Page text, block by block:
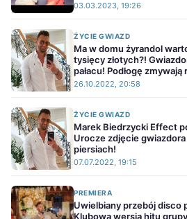
03.03.2023, 19:26
ŻYCIE GWIAZD
Ma w domu żyrandol
tysięcy złotych?!
pałacu! Podłogę zmywają
26.10.2022, 20:58
ŻYCIE GWIAZD
Marek Biedrzycki Effect
Urocze zdjęcie
piersiach!
07.07.2022, 19:15
PREMIERA
Uwielbiany przebój disco
Klubowa wersja hitu